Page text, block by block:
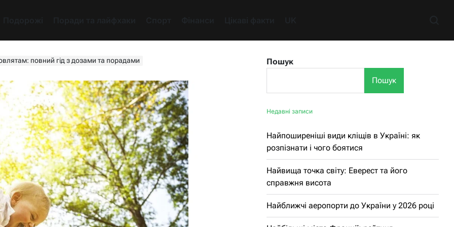
повний гід з дозами та порадами
Пошук
Пошук
Недавні записи
Найпоширеніші види кліщів в Україні: як
розпізнати і чого боятися
Найвища точка світу: Еверест та його
справжня висота
Найближчі аеропорти до України у 2026 році